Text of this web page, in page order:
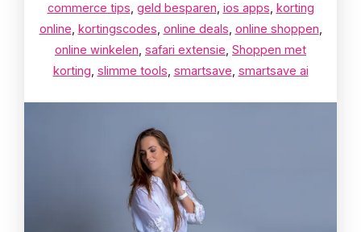
commerce tips geld besparen ios apps korting
online kortingscodes online deals online shoppen
online winkelen safari extensie Shoppen met
korting slimme tools smartsave smartsave ai